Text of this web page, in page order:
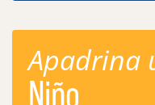
Apadrina
Niño